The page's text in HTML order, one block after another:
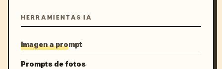
HERRAMIENTAS IA
Imagen a prompt
Prompts de fotos